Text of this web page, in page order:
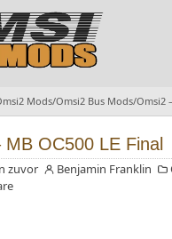
Mods Omsi2 Bus Mods Omsi2
MB OC500 LE Final
zuvor Benjamin Franklin